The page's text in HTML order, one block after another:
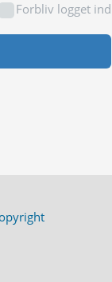
Forbliv logget ind